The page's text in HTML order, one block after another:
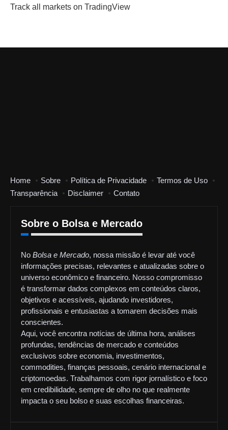
Track all markets on TradingView
Home Sobre Política de Privacidade
Termos de Uso
Transparência
Disclaimer Contato
Sobre o Bolsa e Mercado
No Bolsa e Mercado, nossa missão é levar até você
informações precisas, relevantes e atualizadas sobre o
universo econômico e financeiro. Nosso compromisso
é transformar dados complexos em conteúdos claros,
objetivos e acessíveis, ajudando investidores,
profissionais e entusiastas a tomarem decisões mais
conscientes.
Aqui, você encontra notícias de última hora, análises
profundas, tendências de mercado e conteúdos
exclusivos sobre economia, investimentos,
commodities, finanças pessoais, cenário internacional e
criptomoedas. Trabalhamos com rigor jornalístico e foco
em credibilidade, sempre de olho no que realmente
impacta o seu bolso e suas escolhas financeiras.